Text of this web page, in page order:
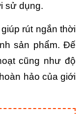
sử dụng.
rút ngắn thời
sản phẩm. Đế
cũng như độ
hảo của giới